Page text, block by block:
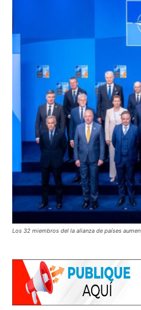
Los 32 miembros del la alianza de países